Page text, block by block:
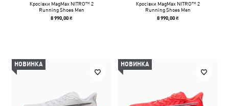
Кросівки MagMax NITRO™ 2
Running Shoes Men
8 990,00 ₴
Кросівки MagMax NITRO™ 2
Running Shoes Men
8 990,00 ₴
НОВИНКА НОВИНКА